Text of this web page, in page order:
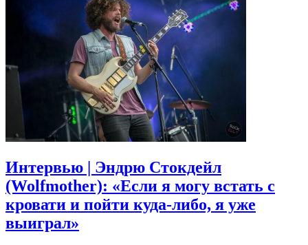
Интервью | Эндрю Стокдейл
(Wolfmother): «Если я могу встать с
кровати и пойти куда-либо, я уже
выиграл»